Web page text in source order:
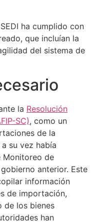
ha cumplido con
que incluían la
del sistema de
la Resolución
SC), como un
de la
su vez había
Monitoreo de
anterior. Este
información
de importación,
de los bienes
han